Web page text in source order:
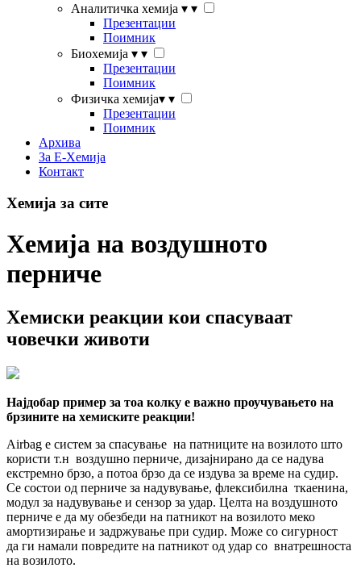
Аналитичка хемија ▾ ▾
Презентации
Поимник
Биохемија ▾ ▾
Презентации
Поимник
Физичка хемија▾ ▾
Презентации
Поимник
Архива
За Е-Хемија
Контакт
Хемија за сите
Хемија на воздушното
перниче
Хемиски реакции кои спасуваат
човечки животи
Најдобар пример за тоа колку е важно проучувањето на
брзините на хемиските реакции!
Airbag е систем за спасување на патниците на возилото што
користи т.н воздушно перниче, дизајнирано да се надува
екстремно брзо, а потоа брзо да се издува за време на судир.
Се состои од перниче за надувување, флексибилна ткаенина,
модул за надувување и сензор за удар. Целта на воздушното
перниче е да му обезбеди на патникот на возилото меко
амортизирање и задржување при судир. Може со сигурност
да ги намали повредите на патникот од удар со внатрешноста
на возилото.